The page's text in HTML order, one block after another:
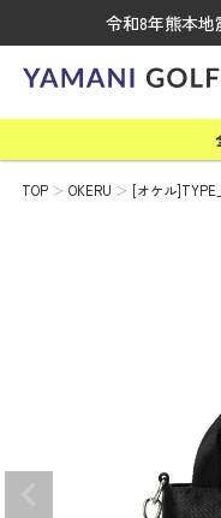
令和8年熊本
TOP OKERU [オケル